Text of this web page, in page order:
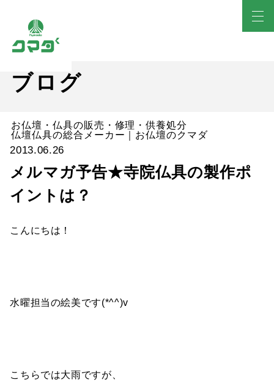
ブログ
お仏壇・仏具の販売・修理・供養処分
仏壇仏具の総合メーカー｜お仏壇のクマダ
2013.06.26
メルマガ予告★寺院仏具の製作ポ
イントは？
こんにちは！
水曜担当の絵美です(*^^)v
こちらでは大雨ですが、